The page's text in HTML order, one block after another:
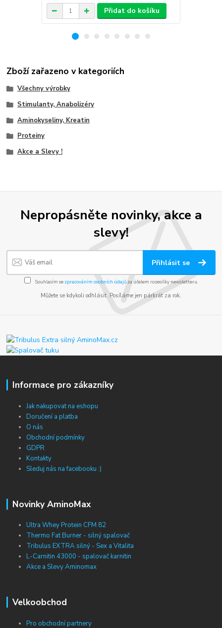
Přidat do košíku
Zboží zařazeno v kategoriích
Všechny výrobky
Stimulanty, Anabolizéry
Aminokyseliny, Kreatin
Proteiny
Akce a Slevy !
Nepropásněte novinky, akce a
slevy!
Přihlásit se
Souhlasím se zpracováním osobních údajůza účelem rozesílky newsletteru.
Můžete se kdykoli odhlásit. Posíláme jen párkrát za rok.
Informace pro zákazníky
Jak nakupovat na eshopu
Doručení a platba
O nás
Obchodní podmínky
GDPR
Kontakty
Sleduj nás na facebooku :)
Novinky AminoMax
Ultra Whey Protein CFM 82
Thermo Fat Burner - silný spalovač
Tribulus EXTRA silný - Sex a Vitalita
L-Carnitin 43000 - spalovač karnitin
Akce a Slevy Aminomax
Velkoobchod
Pro obchodní partnery